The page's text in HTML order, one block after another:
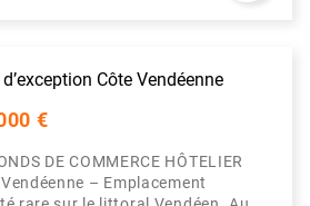
Côte Vendéenne
€
DE COMMERCE HÔTELIER
Vendéenne – Emplacement